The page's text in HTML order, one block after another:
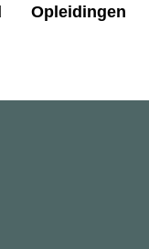
Opleidingen